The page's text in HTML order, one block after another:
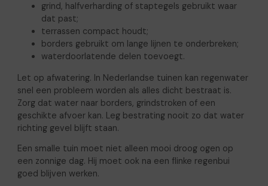
grind, halfverharding of staptegels gebruikt waar
dat past;
terrassen compact houdt;
borders gebruikt om lange lijnen te onderbreken;
waterdoorlatende delen toevoegt.
Let op afwatering. In Nederlandse tuinen kan regenwater
snel een probleem worden als alles dicht bestraat is.
Zorg dat water naar borders, grindstroken of een
geschikte afvoer kan. Leg bestrating nooit zo dat water
richting gevel blijft staan.
Een smalle tuin moet niet alleen mooi droog ogen op
een zonnige dag. Hij moet ook na een flinke regenbui
goed blijven werken.